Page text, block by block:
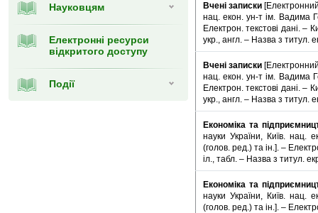
Науковцям
Електронні ресурси
відкритого доступу
Події
Вчені записки
нац. екон. ун-т ім. Вадима
Електрон. текстові дані. –
укр., англ. – Назва з титул.
Вчені записки
нац. екон. ун-т ім. Вадима
Електрон. текстові дані. –
укр., англ. – Назва з титул.
Економіка та
науки України, Київ. нац.
(голов. ред.) та ін.]. –
іл., табл. – Назва з титул.
Економіка та
науки України, Київ. нац.
(голов. ред.) та ін.]. –